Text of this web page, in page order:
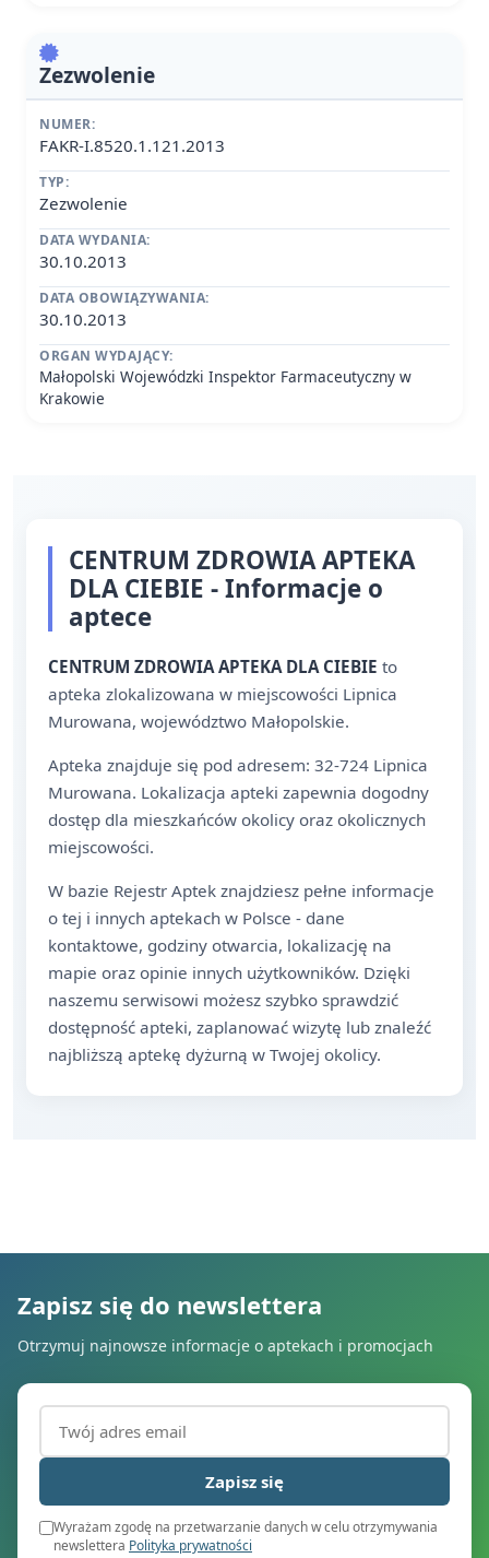
Zezwolenie
NUMER:
FAKR-I.8520.1.121.2013
TYP:
Zezwolenie
DATA WYDANIA:
30.10.2013
DATA OBOWIĄZYWANIA:
30.10.2013
ORGAN WYDAJĄCY:
Małopolski Wojewódzki Inspektor Farmaceutyczny w
Krakowie
CENTRUM ZDROWIA APTEKA
DLA CIEBIE - Informacje o
aptece
CENTRUM ZDROWIA APTEKA DLA CIEBIE to
apteka zlokalizowana w miejscowości Lipnica
Murowana, województwo Małopolskie.
Apteka znajduje się pod adresem: 32-724 Lipnica
Murowana. Lokalizacja apteki zapewnia dogodny
dostęp dla mieszkańców okolicy oraz okolicznych
miejscowości.
W bazie Rejestr Aptek znajdziesz pełne informacje
o tej i innych aptekach w Polsce - dane
kontaktowe, godziny otwarcia, lokalizację na
mapie oraz opinie innych użytkowników. Dzięki
naszemu serwisowi możesz szybko sprawdzić
dostępność apteki, zaplanować wizytę lub znaleźć
najbliższą aptekę dyżurną w Twojej okolicy.
Zapisz się do newslettera
Otrzymuj najnowsze informacje o aptekach i promocjach
Adres email (wymagany)
Zapisz się
Wyrażam zgodę na przetwarzanie danych w celu otrzymywania
newslettera Polityka prywatności